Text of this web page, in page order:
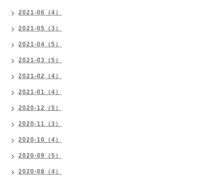
2021-06（4）
2021-05（3）
2021-04（5）
2021-03（5）
2021-02（4）
2021-01（4）
2020-12（5）
2020-11（3）
2020-10（4）
2020-09（5）
2020-08（4）